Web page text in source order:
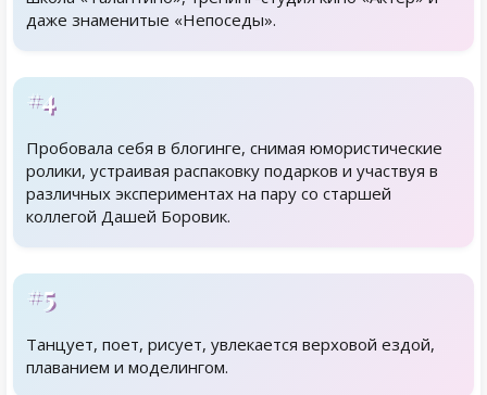
даже знаменитые «Непоседы».
#4
Пробовала себя в блогинге, снимая юмористические
ролики, устраивая распаковку подарков и участвуя в
различных экспериментах на пару со старшей
коллегой Дашей Боровик.
#5
Танцует, поет, рисует, увлекается верховой ездой,
плаванием и моделингом.